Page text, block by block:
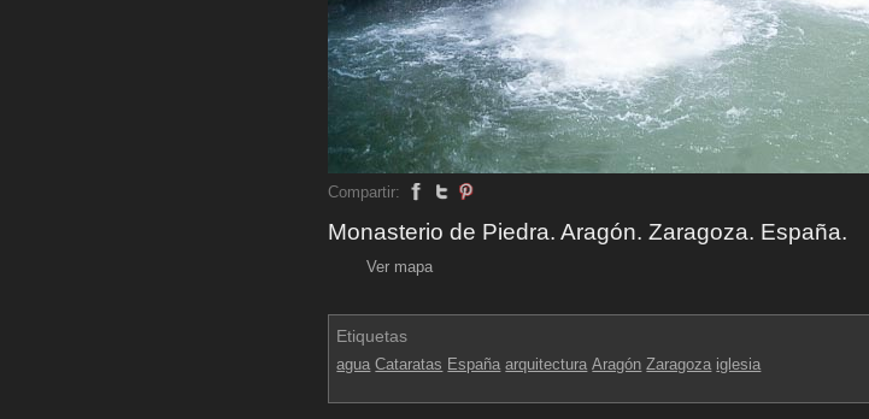
Compartir:
Monasterio de Piedra. Aragón. Zaragoza. España.
Ver mapa
Etiquetas
agua Cataratas España arquitectura Aragón Zaragoza iglesia